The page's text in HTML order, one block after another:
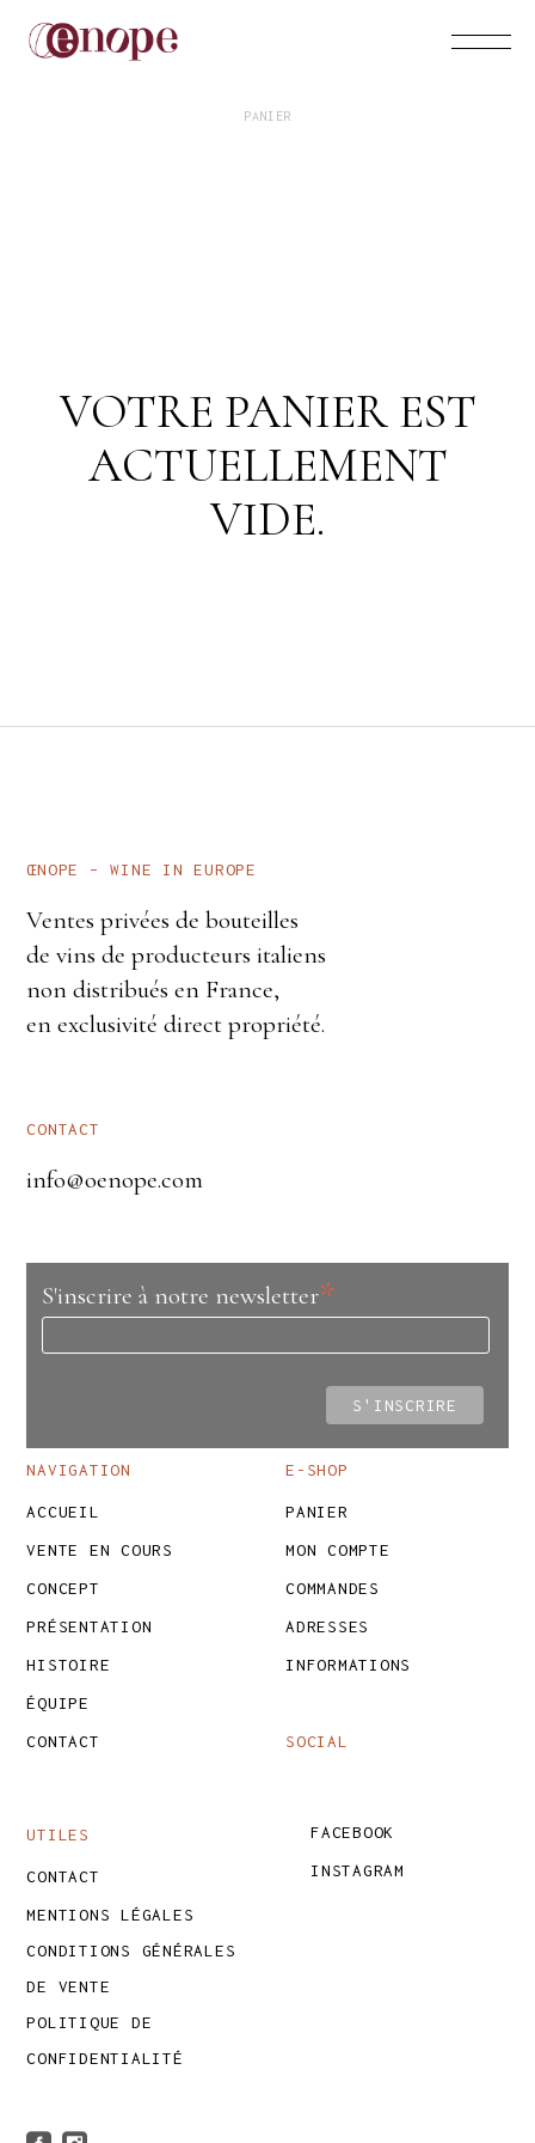
PANIER
VOTRE PANIER EST
ACTUELLEMENT
VIDE.
ŒNOPE – WINE IN EUROPE
Ventes privées de bouteilles
de vins de producteurs italiens
non distribués en France,
en exclusivité direct propriété.
CONTACT
info@oenope.com
S'inscrire à notre newsletter*
NAVIGATION
ACCUEIL
VENTE EN COURS
CONCEPT
PRÉSENTATION
HISTOIRE
ÉQUIPE
CONTACT
UTILES
CONTACT
MENTIONS LÉGALES
CONDITIONS GÉNÉRALES
DE VENTE
POLITIQUE DE
CONFIDENTIALITÉ
E-SHOP
PANIER
MON COMPTE
COMMANDES
ADRESSES
INFORMATIONS
SOCIAL
FACEBOOK
INSTAGRAM